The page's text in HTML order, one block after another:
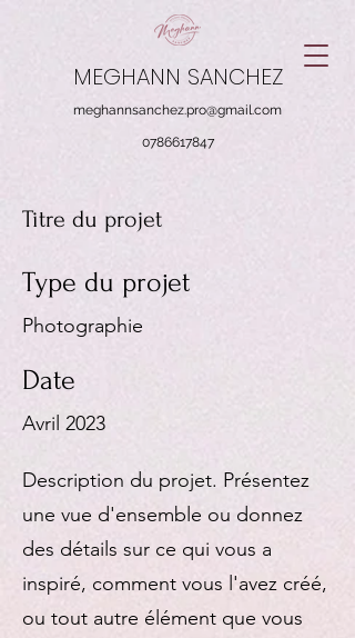
MEGHANN SANCHEZ
meghannsanchez.pro@gmail.com
0786617847
Titre du projet
Type du projet
Photographie
Date
Avril 2023
Description du projet. Présentez
une vue d'ensemble ou donnez
des détails sur ce qui vous a
inspiré, comment vous l'avez créé,
ou tout autre élément que vous